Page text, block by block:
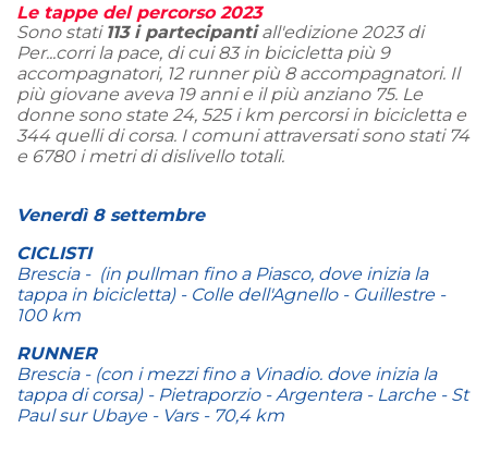
Le tappe del percorso 2023
Sono stati 113 i partecipantiall'edizione 2023 di
Per...corri la pace, di cui 83 in bicicletta più 9
accompagnatori, 12 runner più 8 accompagnatori. Il
più giovane aveva 19 anni e il più anziano 75. Le
donne sono state 24, 525 i km percorsi in bicicletta e
344 quelli di corsa. I comuni attraversati sono stati 74
e 6780 i metri di dislivello totali.
Venerdì 8 settembre
CICLISTI
Brescia - (in pullman fino a Piasco, dove inizia la
tappa in bicicletta) - Colle dell'Agnello - Guillestre -
100 km
RUNNER
Brescia - (con i mezzi fino a Vinadio. dove inizia la
tappa di corsa) - Pietraporzio - Argentera - Larche - St
Paul sur Ubaye - Vars - 70,4 km